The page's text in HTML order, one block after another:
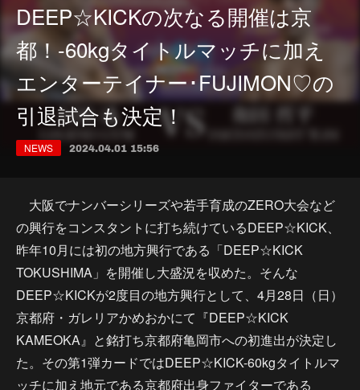
DEEP☆KICKの次なる開催は京
都！-60kgタイトルマッチに加え
エンターテイナー･FUJIMON♡の
引退試合も決定！
NEWS 2024.04.01 15:56
大阪でナンバーシリーズや若手育成のZERO大会など
の興行をコンスタントに打ち続けているDEEP☆KICK、
昨年10月には初の地方興行である「DEEP☆KICK
TOKUSHIMA」を開催し大盛況を収めた。そんな
DEEP☆KICKが2度目の地方興行として、4月28日（日）
京都府・ガレリアかめおかにて『DEEP☆KICK
KAMEOKA』と銘打ち京都府亀岡市への初進出が決定し
た。その第1弾カードではDEEP☆KICK-60kgタイトルマ
ッチに加え地元である京都府出身ファイターである